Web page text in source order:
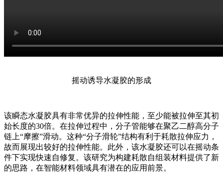
摇动诱导水凝胶的形成
该瞬态水凝胶具有非常优异的拉伸性能，至少能被拉伸至其初
始长度的30倍。在拉伸过程中，分子管能够在聚乙二醇高分子
链上“摩擦”滑动。这种“分子滑轮”结构有利于耗散拉伸应力，
故而展现出较好的拉伸性能。此外，该水凝胶还可以在摇动条
件下实现快速自修复。该研究为构建耗散自组装材料提供了新
的思路，在智能材料领域具有潜在的应用前景。